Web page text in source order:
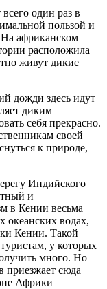
один раз в
пользой и
африканском
расположила
живут дикие
дожди здесь идут
диким
себя прекрасно.
своей
к природе,
Индийского
и
в Кении весьма
океанских водах,
Кении. Такой
у которых
много. Но
приезжает сюда
Африки